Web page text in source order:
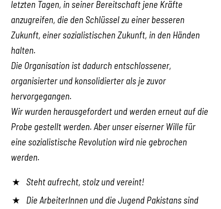
letzten Tagen, in seiner Bereitschaft jene Kräfte
anzugreifen, die den Schlüssel zu einer besseren
Zukunft, einer sozialistischen Zukunft, in den Händen
halten.
Die Organisation ist dadurch entschlossener,
organisierter und konsolidierter als je zuvor
hervorgegangen.
Wir wurden herausgefordert und werden erneut auf die
Probe gestellt werden. Aber unser eiserner Wille für
eine sozialistische Revolution wird nie gebrochen
werden.
Steht aufrecht, stolz und vereint!
Die ArbeiterInnen und die Jugend Pakistans sind